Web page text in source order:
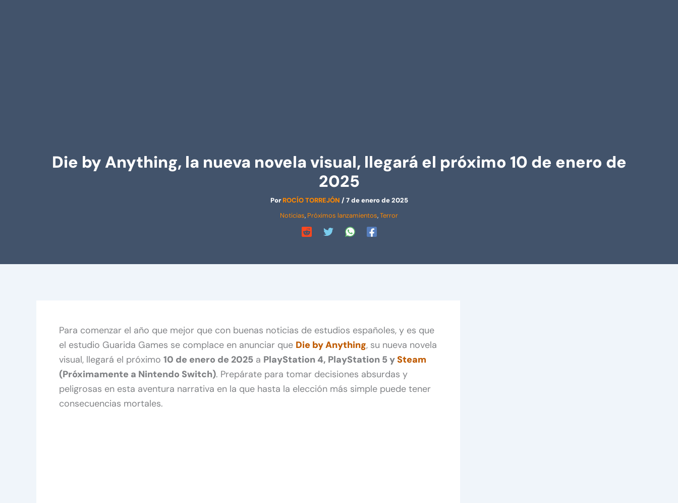
Die by Anything, la nueva novela visual, llegará el próximo 10 de enero de
2025
PorROCÍO TORREJÓN /7 de enero de 2025
Noticias, Próximos lanzamientos,Terror
Para comenzar el año que mejor que con buenas noticias de estudios españoles, y es que
el estudio Guarida Games se complace en anunciar que Die by Anything, su nueva novela
visual, llegará el próximo 10 de enero de 2025 a PlayStation 4, PlayStation 5 ySteam
(Próximamente a Nintendo Switch). Prepárate para tomar decisiones absurdas y
peligrosas en esta aventura narrativa en la que hasta la elección más simple puede tener
consecuencias mortales.